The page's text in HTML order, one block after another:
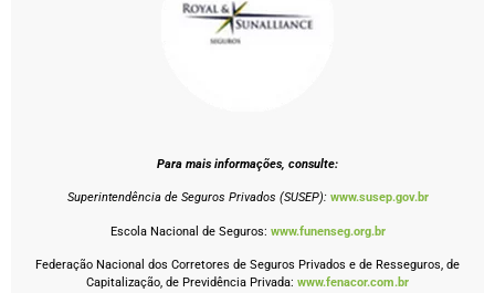
Para mais informações, consulte:
Superintendência de Seguros Privados (SUSEP): www.susep.gov.br
Escola Nacional de Seguros: www.funenseg.org.br
Federação Nacional dos Corretores de Seguros Privados e de Resseguros, de
Capitalização, de Previdência Privada: www.fenacor.com.br